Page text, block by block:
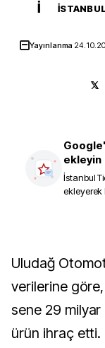
İ
Yayınlanma
ekleyin
İstanbul
ekleyerek
Uludağ Otomotiv Endüstrisi İhracatçıları Birliği
verilerine
sene 29
ürün ihraç etti.